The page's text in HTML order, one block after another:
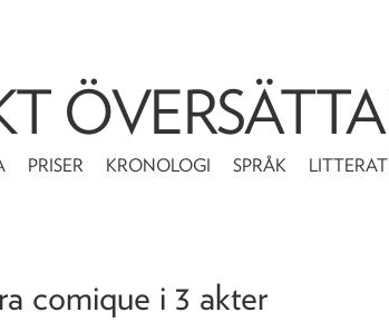
PRISER KRONOLOGI SPRÅK
comique i 3 akter